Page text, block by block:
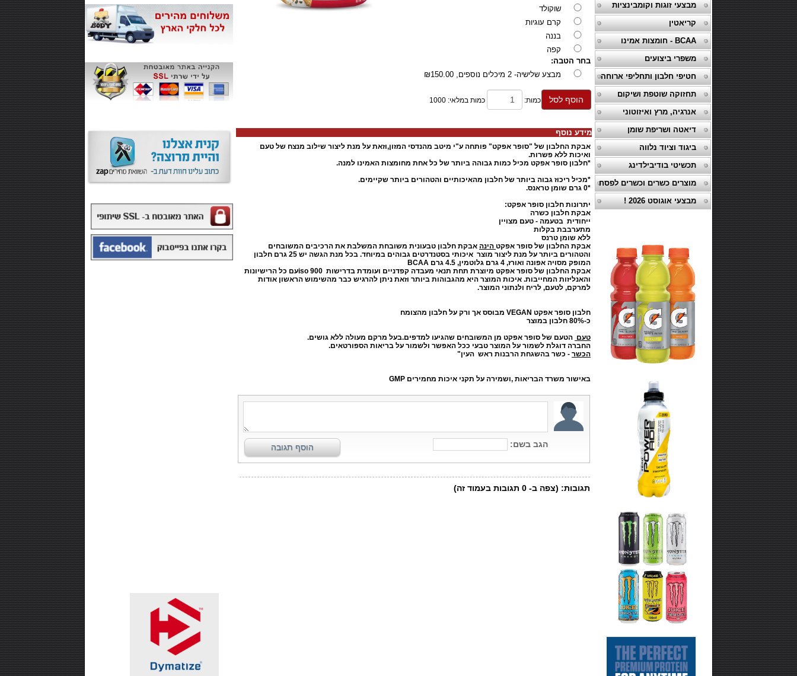
מבצעי זוגות וקומבינציות
קריאטין
BCAA - חומצות אמינו
משפרי ביצועים
חטיפי חלבון ותחליפי ארוחה
תחזוקה שוטפת ושיקום
אנרגיה, מרץ ואיזוטוני
דיאטה ושריפת שומן
ביגוד וציוד נלווה
תכשיטי בודיבילדינג
מוצרים כשרים וכשרים לפסח
מבצעי אוגוסט 2026 !
שוקולד
קרם עוגיות
בננה
קפה
בחר הטבה:
מבצע שלישיה- 2 מיכלים נוספים,
₪150.00
הוסף לסל כמות: כמות במלאי: 1000
מידע נוסף
אבקת החלבון של "סופר אפקט" פותחה ע"י מיטב מהנדסי המזון,וזאת על מנת ליצור שילוב מנצח של טעם
ואיכות ללא פשרות.
*חלבון סופר אפקט מכיל כמות גבוהה ביותר של כל אחת מחומצות האמינו למנה.
*מכיל ריכוז גבוה ביותר של חלבון מהאיכותיים והטהורים ביותר שקיימים.
*0 גרם שומן טראנס.
יתרונות חלבון סופר אפקט:
אבקת חלבון כשרה
ייחודית בטעמה - טעם מצויין
מתערבבת בקלות
ללא שומן טרנס
אבקת החלבון של סופר אפקט הינה אבקת חלבון טבעונית משובחת המשלבת את הרכיבים המשובחים
והטהורים ביותר על מנת ליצור מוצר איכותי בסטנדרטים גבוהים במיוחד. בכל מנת הגשה יש 25 גרם חלבון
המופק מסויה אפונה ואורז, 4 גרם גלוטמין, 4.5 גרם
BCAA
אבקת החלבון של סופר אפקט מיוצרת תחת תנאי מעבדה קפדניים ועומדת בדרישות iso 900עם כל הרישיונות
והאנליזות המחייבות. איכות המוצר היא מהגבוהות ביותר וזאת ניתן להרגיש כבר מהשימוש הראשון אודות
למרקם, לטעם, לריח ולנתוני המוצר.
חלבון סופר אפקט VEGAN מבוסס אך ורק על חלבון מהצומח
כ-80% חלבון במוצר
טעם הטעם של סופר אפקט מן המשובחים שהגיעו למדפים.בעל מרקם מעולה ללא גושים.
החברה דוגלת לשמור על המוצר טבעי ככל האפשר ולשמור על בריאות הספורטאים.
הכשר - כשר בהשגחת הרבנות ראש העין"
באישור משרד הבריאות ,ושמירה על תקני איכות מחמירים GMP
חטיף חלבון ,10 יחידות - SMARTE
CARB
₪99.00
משקה אנרגיה 500 מל MONSTER
₪99.00
CRUNCH